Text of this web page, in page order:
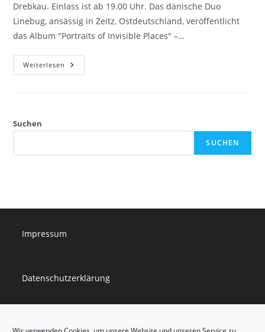
Drebkau. Einlass ist ab 19.00 Uhr. Das dänische Duo
Linebug, ansässig in Zeitz, Ostdeutschland, veröffentlicht
das Album "Portraits of Invisible Places" –…
Weiterlesen Linebug
Duo
Suchen
SUCHEN
Impressum
Datenschutzerklärung